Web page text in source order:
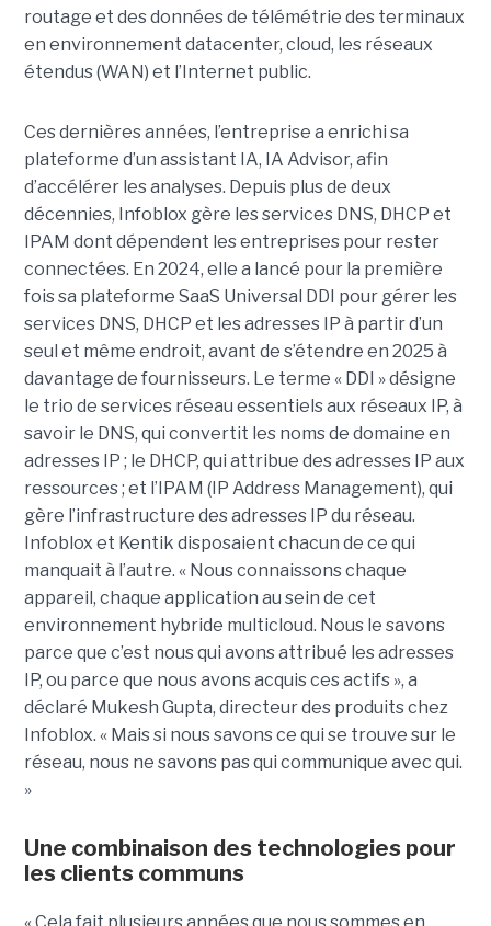
routage et des données de télémétrie des terminaux
en environnement datacenter, cloud, les réseaux
étendus (WAN) et l’Internet public.
Ces dernières années, l’entreprise a enrichi sa
plateforme d’un assistant IA, IA Advisor, afin
d’accélérer les analyses. Depuis plus de deux
décennies, Infoblox gère les services DNS, DHCP et
IPAM dont dépendent les entreprises pour rester
connectées. En 2024, elle a lancé pour la première
fois sa plateforme SaaS Universal DDI pour gérer les
services DNS, DHCP et les adresses IP à partir d’un
seul et même endroit, avant de s’étendre en 2025 à
davantage de fournisseurs. Le terme « DDI » désigne
le trio de services réseau essentiels aux réseaux IP, à
savoir le DNS, qui convertit les noms de domaine en
adresses IP ; le DHCP, qui attribue des adresses IP aux
ressources ; et l’IPAM (IP Address Management), qui
gère l’infrastructure des adresses IP du réseau.
Infoblox et Kentik disposaient chacun de ce qui
manquait à l’autre. « Nous connaissons chaque
appareil, chaque application au sein de cet
environnement hybride multicloud. Nous le savons
parce que c’est nous qui avons attribué les adresses
IP, ou parce que nous avons acquis ces actifs », a
déclaré Mukesh Gupta, directeur des produits chez
Infoblox. « Mais si nous savons ce qui se trouve sur le
réseau, nous ne savons pas qui communique avec qui.
»
Une combinaison des technologies pour
les clients communs